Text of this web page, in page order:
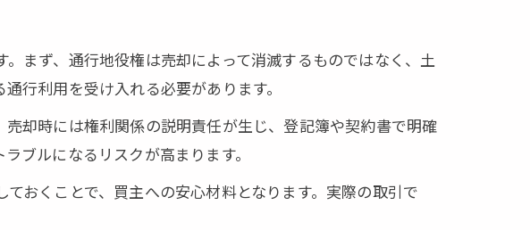
まず、通行地役権は売却によって消滅するものではなく、土
行利用を受け入れる必要があります。
却時には権利関係の説明責任が生じ、登記簿や契約書で明確
ブルになるリスクが高まります。
おくことで、買主への安心材料となります。実際の取引で